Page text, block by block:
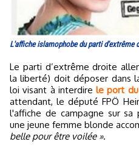
L'affiche islamophobe du parti d'extrême
Le parti d’extrême droite allemand FPÖ (Parti autrichien de
la liberté) doit déposer dans
loi visant à interdirele port
attendant, le député FPÖ
l'affiche de campagne sur sa
une jeune femme blonde
belle pour être voilée ».